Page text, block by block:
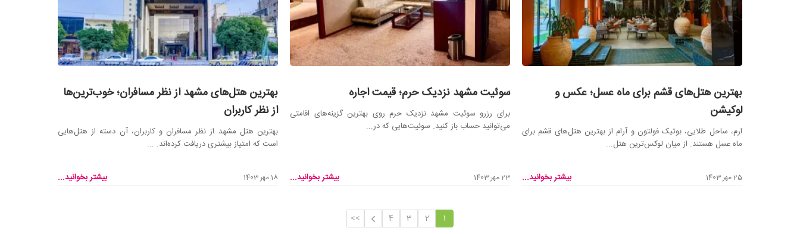
بهترین هتل‌های قشم برای ماه عسل؛ عکس و
لوکیشن
ارم، ساحل طلایی، بوتیک فولتون و آرام از بهترین هتل‌های قشم برای
ماه عسل هستند. از میان لوکس‌ترین هتل...
25 مهر 1403 بیشتر بخوانید...
سوئیت مشهد نزدیک حرم؛ قیمت اجاره
برای رزرو سوئیت مشهد نزدیک حرم روی بهترین گزینه‌های اقامتی
می‌توانید حساب باز کنید. سوئیت‌هایی که در...
23 مهر 1403 بیشتر بخوانید...
بهترین هتل‌های مشهد از نظر مسافران؛ خوب‌ترین‌ها
از نظر کاربران
بهترین هتل مشهد از نظر مسافران و کاربران، آن دسته از هتل‌هایی
است که امتیاز بیشتری دریافت کرده‌اند. ...
18 مهر 1403 بیشتر بخوانید...
1
2
3
4
>>